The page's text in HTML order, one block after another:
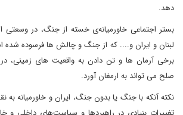
دهد.
بستر اجتماعی خاورمیانه‌ی خسته از جنگ، در وسعتی
لبنان و ایران و.... که از جنگ و چالش ها فرسوده
برخی آرمان ها و تن دادن به واقعیت های زمینی،
صلح می تواند به ارمغان آورد.
نکته آنکه با جنگ یا بدون جنگ‌، ایران و خاورمیانه به